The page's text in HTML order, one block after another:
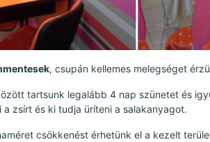
, csupán kellemes melegséget
tartsunk legalább 4 nap szünetet és
zsírt és ki tudja üríteni a salakanyagot.
csökkenést érhetünk el a kezelt